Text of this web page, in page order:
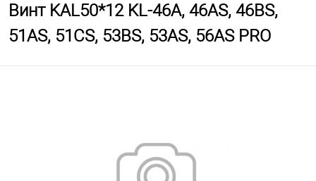
Винт KAL50*12 KL-46A, 46AS, 46BS,
51AS, 51CS, 53BS, 53AS, 56AS PRO